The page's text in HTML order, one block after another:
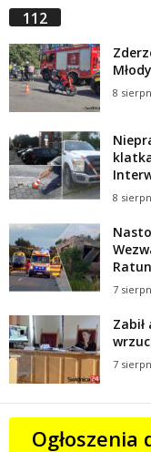
112
8
8
7
7
Ogłoszenia